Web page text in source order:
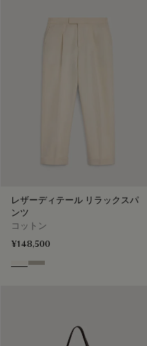
レザーディテール リラックスパ
ンツ
コットン
¥148,500
Butter Cream
Salvia